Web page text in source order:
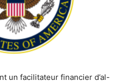
un facilitateur financier d’al-